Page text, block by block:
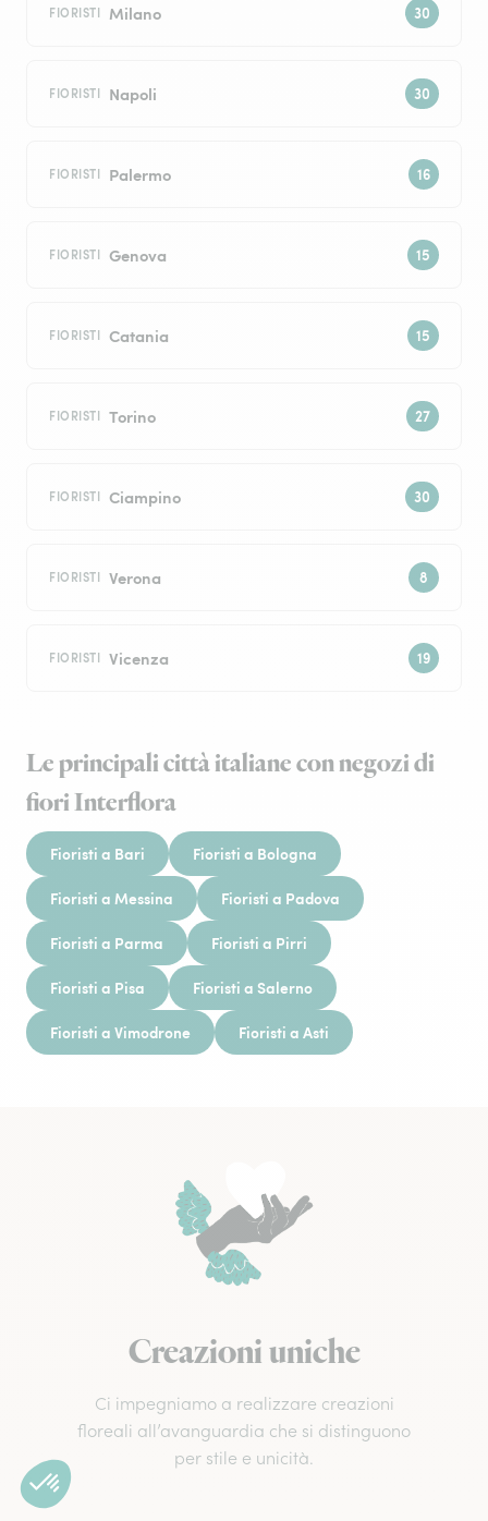
FIORISTI Milano
FIORISTI Napoli
FIORISTI Palermo
FIORISTI Genova
FIORISTI Catania
FIORISTI Torino
FIORISTI Ciampino
FIORISTI Verona
FIORISTI Vicenza
Le principali città italiane con negozi di
fiori Interflora
Fioristi a Bari Fioristi a Bologna
Fioristi a Messina Fioristi a Padova
Fioristi a Parma Fioristi a Pirri
Fioristi a Pisa Fioristi a Salerno
Fioristi a Vimodrone Fioristi a Asti
Creazioni uniche
Ci impegniamo a realizzare creazioni
floreali all’avanguardia che si distinguono
per stile e unicità.